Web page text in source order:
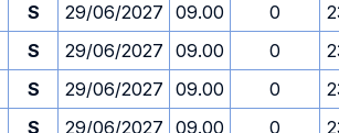
S 29/06/2027 09.00 0
S 29/06/2027 09.00 0
S 29/06/2027 09.00 0
S 29/06/2027 09.00 0